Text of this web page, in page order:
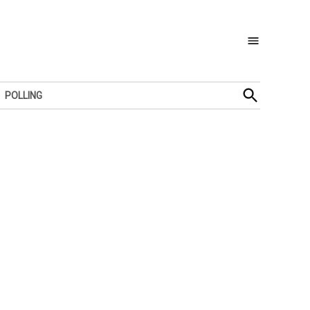
POLLING
Open
Search